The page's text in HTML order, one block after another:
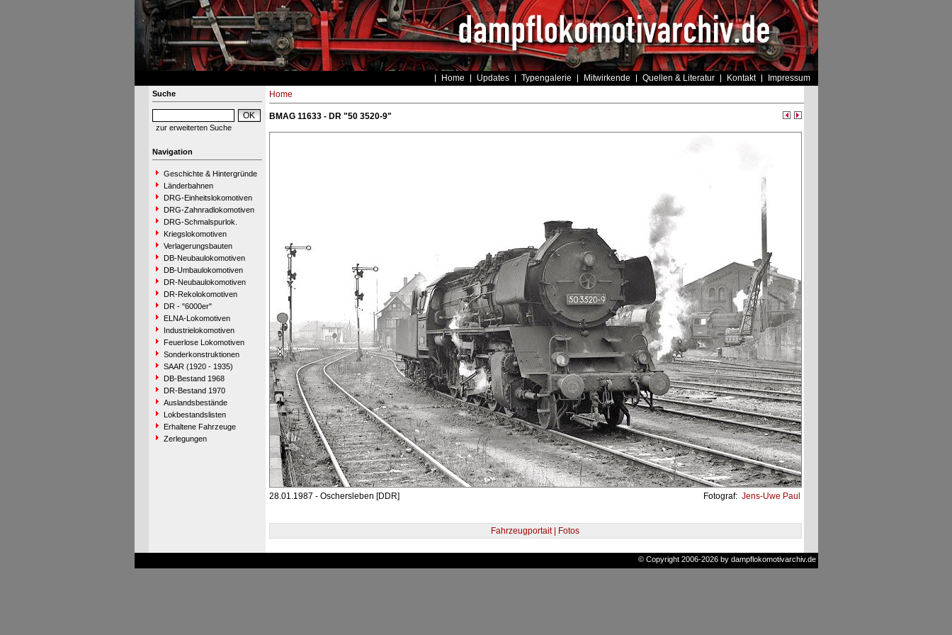
Home Updates Typengalerie Mitwirkende Quellen & Literatur Kontakt Impressum
Suche
zur erweiterten Suche
Navigation
Geschichte & Hintergründe
Länderbahnen
DRG-Einheitslokomotiven
DRG-Zahnradlokomotiven
DRG-Schmalspurlok.
Kriegslokomotiven
Verlagerungsbauten
DB-Neubaulokomotiven
DB-Umbaulokomotiven
DR-Neubaulokomotiven
DR-Rekolokomotiven
DR - "6000er"
ELNA-Lokomotiven
Industrielokomotiven
Feuerlose Lokomotiven
Sonderkonstruktionen
SAAR (1920 - 1935)
DB-Bestand 1968
DR-Bestand 1970
Auslandsbestände
Lokbestandslisten
Erhaltene Fahrzeuge
Zerlegungen
Home
BMAG 11633 - DR "50 3520-9"
28.01.1987 - Oschersleben [DDR] Fotograf: Jens-Uwe Paul
Fahrzeugportait | Fotos
© Copyright 2006-2026 by dampflokomotivarchiv.de